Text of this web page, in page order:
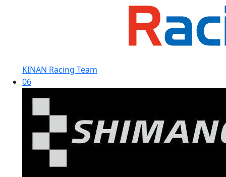
KINAN Racing Team
06